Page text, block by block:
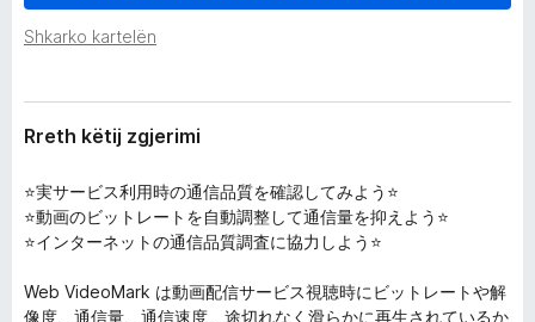
x
Shkarko kartelën
Rreth këtij zgjerimi
⭐️実サービス利用時の通信品質を確認してみよう⭐️
⭐️動画のビットレートを自動調整して通信量を抑えよう⭐️
⭐️インターネットの通信品質調査に協力しよう⭐️
Web VideoMark は動画配信サービス視聴時にビットレートや解
像度、通信量、通信速度、途切れなく滑らかに再生されているか